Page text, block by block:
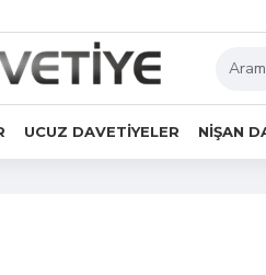
UCUZ DAVETIYELER NIŞAN